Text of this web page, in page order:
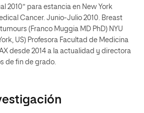
2010” para estancia en New York
Cancer. Junio-Julio 2010. Breast
(Franco Muggia MD PhD) NYU
US) Profesora Facultad de Medicina
desde 2014 a la actualidad y directora
de fin de grado.